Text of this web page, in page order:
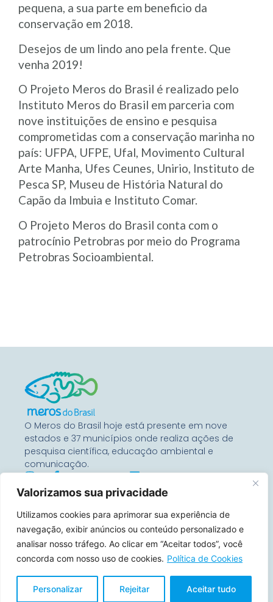
Valorizamos sua privacidade
Utilizamos cookies para aprimorar sua experiência de
navegação, exibir anúncios ou conteúdo personalizado e
analisar nosso tráfego. Ao clicar em “Aceitar todos”, você
concorda com nosso uso de cookies. Política de Cookies
Personalizar Rejeitar Aceitar tudo
pequena, a sua parte em beneficio da
conservação em 2018.
Desejos de um lindo ano pela frente. Que
venha 2019!
O Projeto Meros do Brasil é realizado pelo
Instituto Meros do Brasil em parceria com
nove instituições de ensino e pesquisa
comprometidas com a conservação marinha no
país: UFPA, UFPE, Ufal, Movimento Cultural
Arte Manha, Ufes Ceunes, Unirio, Instituto de
Pesca SP, Museu de História Natural do
Capão da Imbuia e Instituto Comar.
O Projeto Meros do Brasil conta com o
patrocínio Petrobras por meio do Programa
Petrobras Socioambiental.
O Meros do Brasil hoje está presente em nove
estados e 37 municípios onde realiza ações de
pesquisa científica, educação ambiental e
comunicação.
Entre Em Contato
Rua Benjamin Constant, 67
Conj 1104 – 80060-020
Curitiba, Paraná, Brasil
contato@merosdobrasil.org
(21) 99644-7157